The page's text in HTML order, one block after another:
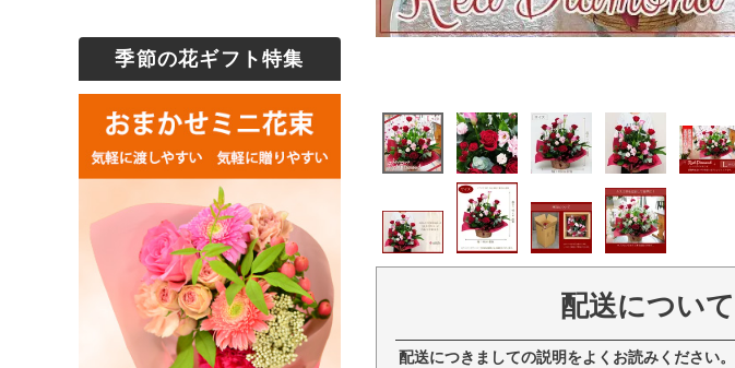
季節の花ギフト特集
配送について
配送につきましての説明をよくお読みください。